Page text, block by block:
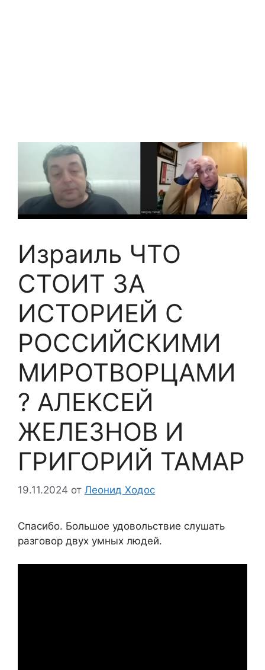
Израиль ЧТО
СТОИТ ЗА
ИСТОРИЕЙ С
РОССИЙСКИМИ
МИРОТВОРЦАМИ
? АЛЕКСЕЙ
ЖЕЛЕЗНОВ И
ГРИГОРИЙ ТАМАР
19.11.2024 от Леонид Ходос
Спасибо. Большое удовольствие слушать
разговор двух умных людей.